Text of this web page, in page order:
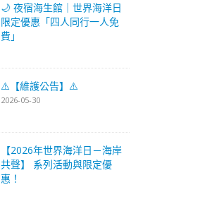
🌙 夜宿海生館｜世界海洋日
限定優惠「四人同行一人免
費」
⚠️【維護公告】⚠️
2026-05-30
【2026年世界海洋日－海岸
共聲】 系列活動與限定優
惠！